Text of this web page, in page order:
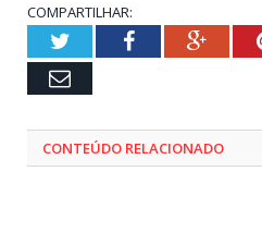
COMPARTILHAR:
TwitterFacebook
Email
CONTEÚDO RELACIONADO